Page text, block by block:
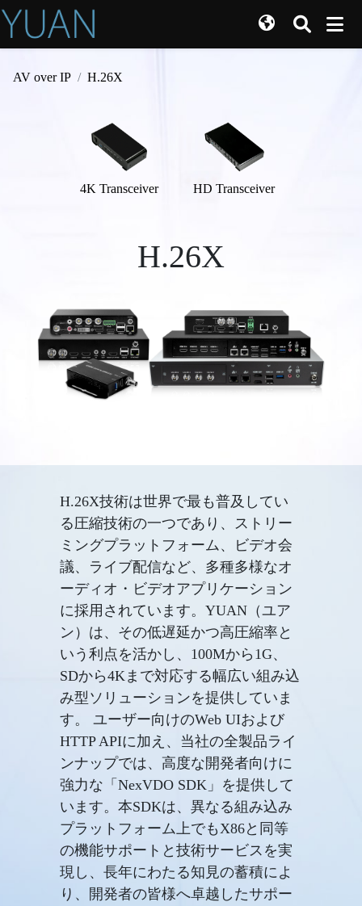
AV over IP H.26X
4K Transceiver HD Transceiver
H.26X
H.26X技術は世界で最も普及してい
る圧縮技術の一つであり、ストリー
ミングプラットフォーム、ビデオ会
議、ライブ配信など、多種多様なオ
ーディオ・ビデオアプリケーション
に採用されています。YUAN（ユア
ン）は、その低遅延かつ高圧縮率と
いう利点を活かし、100Mから1G、
SDから4Kまで対応する幅広い組み込
み型ソリューションを提供していま
す。 ユーザー向けのWeb UIおよび
HTTP APIに加え、当社の全製品ライ
ンナップでは、高度な開発者向けに
強力な「NexVDO SDK」を提供して
います。本SDKは、異なる組み込み
プラットフォーム上でもX86と同等
の機能サポートと技術サービスを実
現し、長年にわたる知見の蓄積によ
り、開発者の皆様へ卓越したサポー